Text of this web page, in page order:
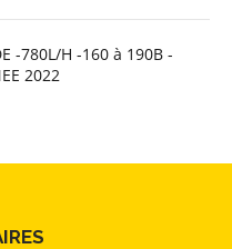
-780L/H -160 à 190B -
2022